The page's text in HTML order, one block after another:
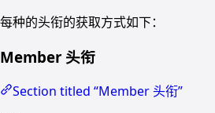
每种的头衔的获取方式如下：
Member 头衔
Section titled “Member 头衔”